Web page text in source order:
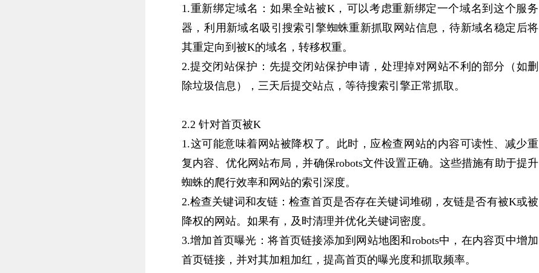
1.‌重新绑定域名‌：‌如果全站被K，‌可以考虑重新绑定一个域名到这个服务
器，‌利用新域名吸引搜索引擎蜘蛛重新抓取网站信息，‌待新域名稳定后将
其重定向到被K的域名，‌转移权重。‌
2.‌提交闭站保护‌：‌先提交闭站保护申请，‌处理掉对网站不利的部分（‌如删
除垃圾信息）‌，‌三天后提交站点，‌等待搜索引擎正常抓取。‌
2.2 针对首页被K
1.这可能意味着网站被降权了。此时，应检查网站的内容可读性、减少重
复内容、优化网站布局，并确保robots文件设置正确。这些措施有助于提升
蜘蛛的爬行效率和网站的索引深度‌。
2.‌检查关键词和友链‌：‌检查首页是否存在关键词堆砌，‌友链是否有被K或被
降权的网站。‌如果有，‌及时清理并优化关键词密度。‌
3.‌增加首页曝光‌：‌将首页链接添加到网站地图和robots中，‌在内容页中增加
首页链接，‌并对其加粗加红，‌提高首页的曝光度和抓取频率。‌